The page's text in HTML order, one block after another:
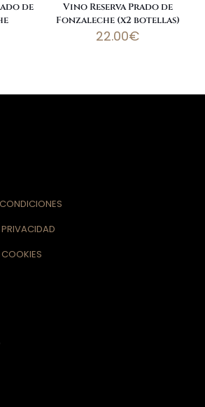
de
Vino Reserva Prado de
Fonzaleche (x2 botellas)
22.00€